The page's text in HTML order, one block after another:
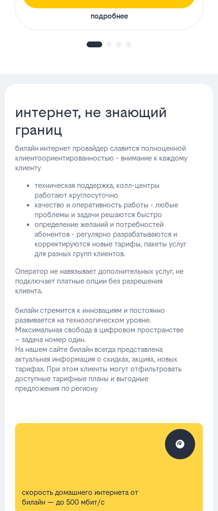
подробнее
интернет, не знающий
границ
билайн интернет провайдер славится полноценной
клиентоориентированностью - внимание к каждому
клиенту
техническая поддержка, колл-центры
работают круглосуточно
качество и оперативность работы - любые
проблемы и задачи решаются быстро
определение желаний и потребностей
абонентов - регулярно разрабатываются и
корректируются новые тарифы, пакеты услуг
для разных групп клиентов.
Оператор не навязывает дополнительных услуг, не
подключает платные опции без разрешения
клиента.
билайн стремится к инновациям и постоянно
развивается на технологическом уровне.
Максимальная свобода в цифровом пространстве
– задача номер один.
На нашем сайте билайн всегда представлена
актуальная информация о скидках, акциях, новых
тарифах. При этом клиенты могут отфильтровать
доступные тарифные планы и выгодные
предложения по региону
скорость домашнего интернета от
билайн — до 500 мбит/с